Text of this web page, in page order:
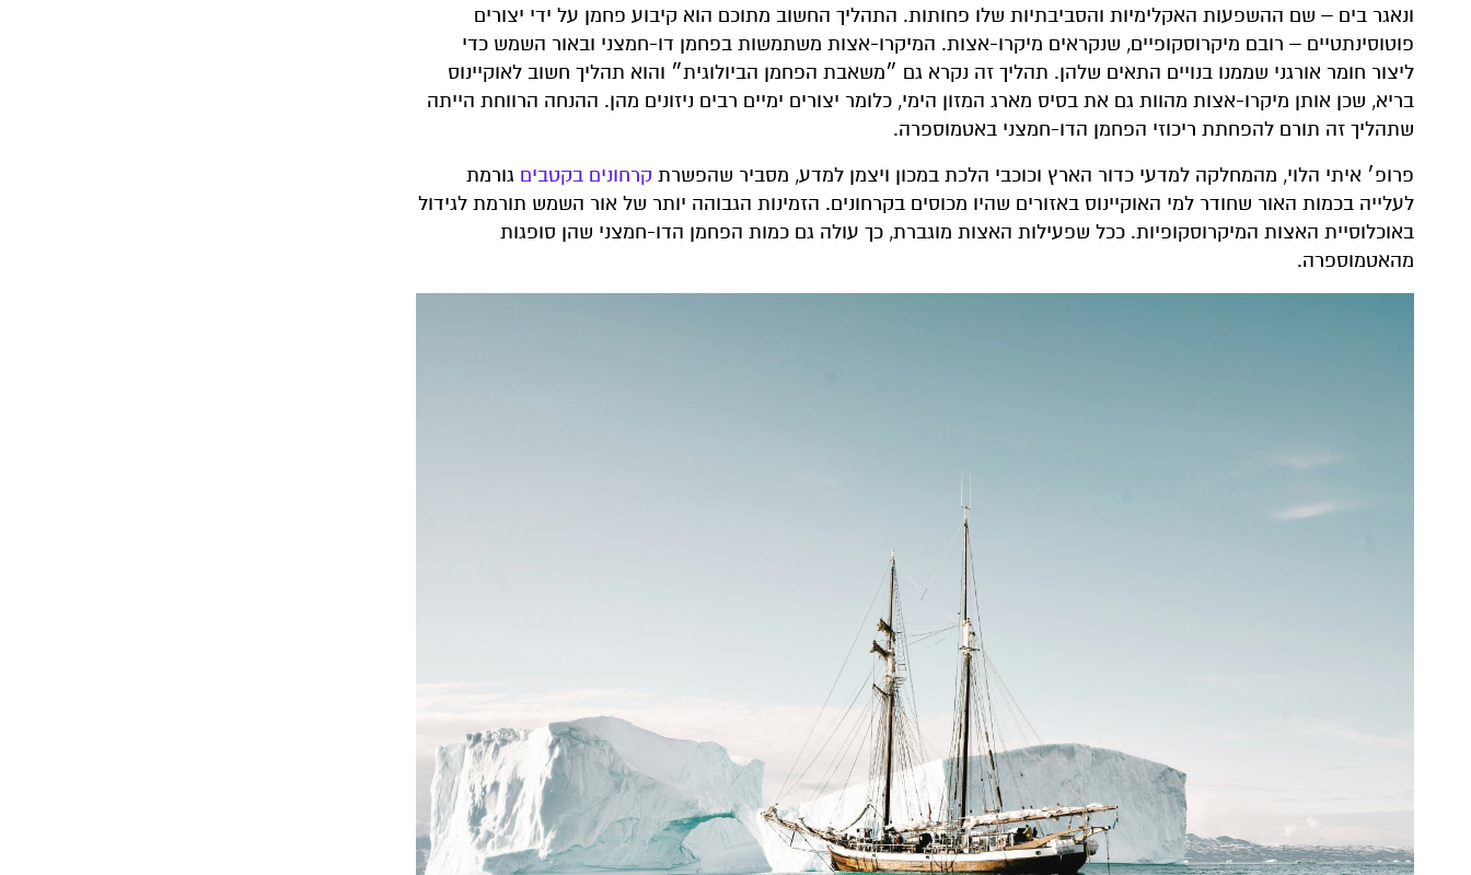
ונאגר בים – שם ההשפעות האקלימיות והסביבתיות שלו פחותות. התהליך החשוב מתוכם הוא קיבוע פחמן על ידי יצורים
פוטוסינתטיים – רובם מיקרוסקופיים, שנקראים מיקרו-אצות. המיקרו-אצות משתמשות בפחמן דו-חמצני ובאור השמש כדי
ליצור חומר אורגני שממנו בנויים התאים שלהן. תהליך זה נקרא גם ״משאבת הפחמן הביולוגית״ והוא תהליך חשוב לאוקיינוס
בריא, שכן אותן מיקרו-אצות מהוות גם את בסיס מארג המזון הימי, כלומר יצורים ימיים רבים ניזונים מהן. ההנחה הרווחת הייתה
שתהליך זה תורם להפחתת ריכוזי הפחמן הדו-חמצני באטמוספרה.
פרופ׳ איתי הלוי, מהמחלקה למדעי כדור הארץ וכוכבי הלכת במכון ויצמן למדע, מסביר שהפשרת קרחונים בקטבים גורמת
לעלייה בכמות האור שחודר למי האוקיינוס באזורים שהיו מכוסים בקרחונים. הזמינות הגבוהה יותר של אור השמש תורמת לגידול
באוכלוסיית האצות המיקרוסקופיות. ככל שפעילות האצות מוגברת, כך עולה גם כמות הפחמן הדו-חמצני שהן סופגות
מהאטמוספרה.